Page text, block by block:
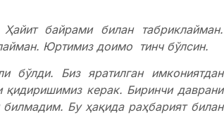
байрами билан табриклайман.
Юртимиз доимо тинч бўлсин.
бўлди. Биз яратилган имкониятдан
керак. Биринчи даврани
Бу ҳақида раҳбарият билан